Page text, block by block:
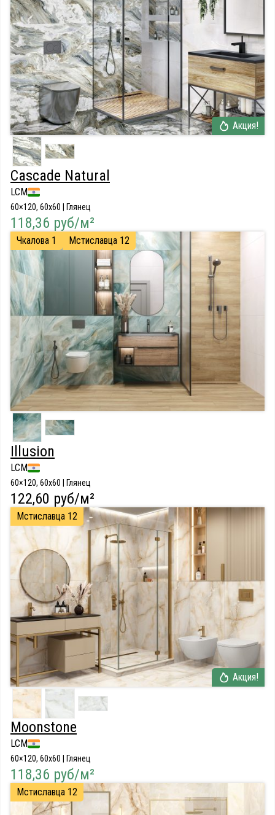
Акция!
Cascade Natural
LCM
60×120, 60x60 | Глянец
118,36 руб/м²
Чкалова 1 Мстиславца 12
Illusion
LCM
60×120, 60x60 | Глянец
122,60 руб/м²
Мстиславца 12
Акция!
Moonstone
LCM
60×120, 60x60 | Глянец
118,36 руб/м²
Мстиславца 12